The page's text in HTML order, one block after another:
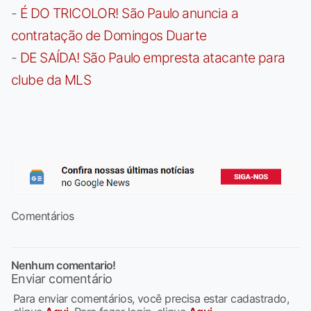
- É DO TRICOLOR! São Paulo anuncia a
contratação de Domingos Duarte
- DE SAÍDA! São Paulo empresta atacante para
clube da MLS
Comentários
Nenhum comentario!
Enviar comentário
Para enviar comentários, você precisa estar cadastrado,